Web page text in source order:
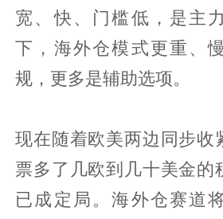
宽、快、门槛低，是主
下，海外仓模式更重、
规，更多是辅助选项。
现在随着欧美两边同步收
票多了几欧到几十美金的
已成定局。海外仓赛道